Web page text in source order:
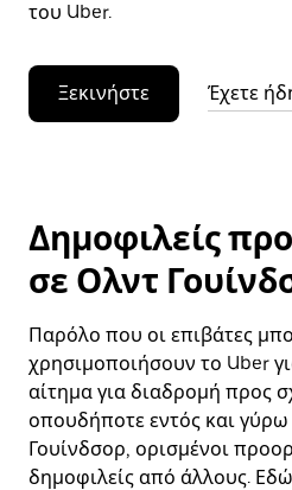
του Uber.
Ξεκινήστε Έχετε
Δημοφιλείς
σε Ολντ
Παρόλο που οι επιβάτες
χρησιμοποιήσουν το Uber
αίτημα για διαδρομή προς
οπουδήποτε εντός και
Γουίνδσορ, ορισμένοι
δημοφιλείς από άλλους.